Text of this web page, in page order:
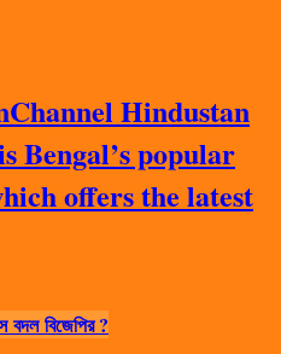
Channel Hindustan
Bengal’s popular
offers the latest